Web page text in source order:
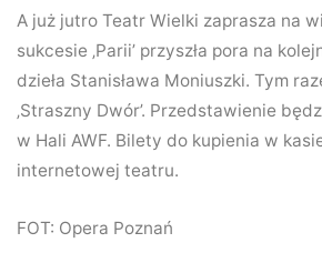
A już jutro Teatr Wielki zaprasza na
sukcesie ‚Parii’ przyszła pora na
dzieła Stanisława Moniuszki. Tym
‚Straszny Dwór’. Przedstawienie
w Hali AWF. Bilety do kupienia w
internetowej teatru.
FOT: Opera Poznań